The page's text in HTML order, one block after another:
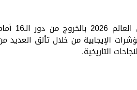
اختتم المنتخب الوطني مشاركته في منافسات كأس
العديد من المؤشرات الإيجابية من خلال تألق العديد
التاريخية.